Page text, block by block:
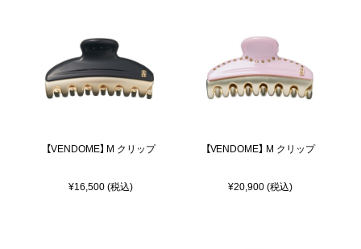
【VENDOME】 M クリップ
¥16,500 (税込)
【VENDOME】 M クリップ
¥20,900 (税込)